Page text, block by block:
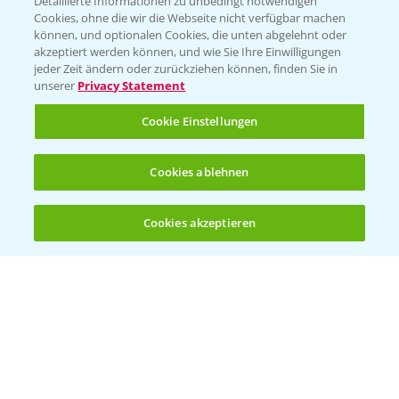
(noch 4)
Folgen Sie uns
Allgemeine Nutzungsbedingungen
Datenschutzerklärung
Cookies, ohne die wir die Webseite nicht verfügbar machen
können, und optionalen Cookies, die unten abgelehnt oder
akzeptiert werden können, und wie Sie Ihre Einwilligungen
jeder Zeit ändern oder zurückziehen können, finden Sie in
unserer Privacy Statement
Cookie Einstellungen
Cookies ablehnen
Cookies akzeptieren